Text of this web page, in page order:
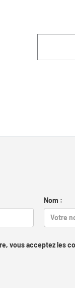
Nom :
vous acceptez les